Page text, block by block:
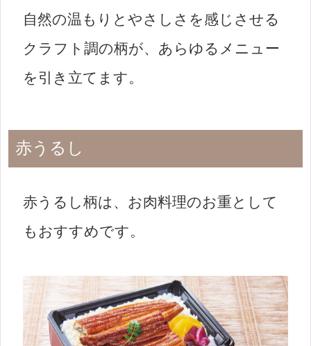
自然の温もりとやさしさを感じさせる
クラフト調の柄が、あらゆるメニュー
を引き立てます。
赤うるし
赤うるし柄は、お肉料理のお重として
もおすすめです。